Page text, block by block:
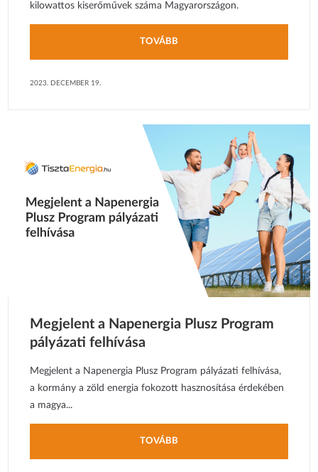
kilowattos kiserőművek száma Magyarországon.
TOVÁBB
2023. DECEMBER 19.
Megjelent a Napenergia Plusz Program
pályázati felhívása
Megjelent a Napenergia Plusz Program pályázati felhívása,
a kormány a zöld energia fokozott hasznosítása érdekében
a magya...
TOVÁBB